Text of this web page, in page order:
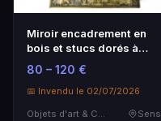
Miroir encadrement en
bois et stucs dorés à
décor de palmett…
80 – 120 €
📅 Invendu le 02/07/2026
Objets d'art & Curiosités
Sens